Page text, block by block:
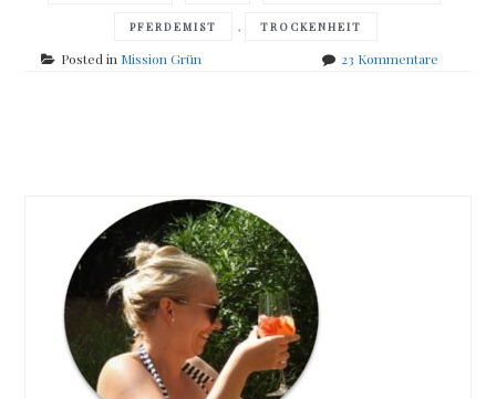
PFERDEMIST , TROCKENHEIT
Posted in Mission Grün 23 Kommentarezu
navigation